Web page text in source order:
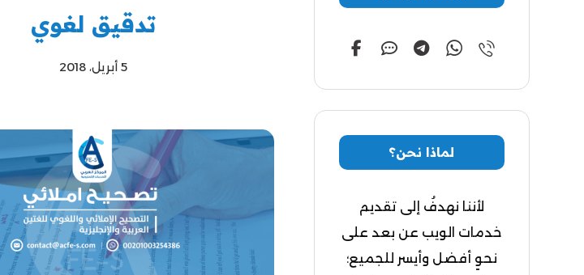
تدقيق لغوي
5 أبريل، 2018
لماذا نحن؟
لأننا نهدفُ إلى تقديم
خدمات الويب عن بعد على
نحوٍ أفضل وأيسر للجميع؛